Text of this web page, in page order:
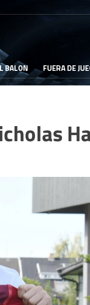
BALON FUERA DE